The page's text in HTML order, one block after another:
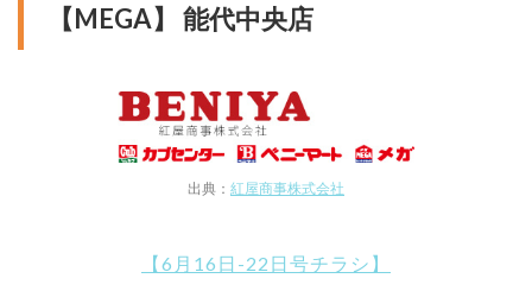
【MEGA】 能代中央店
出典： 紅屋商事株式会社
【6月16日-22日号チラシ】